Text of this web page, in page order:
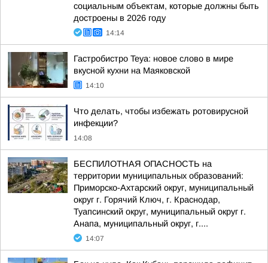
социальным объектам, которые должны быть
достроены в 2026 году
14:14
Гастробистро Teya: новое слово в мире
вкусной кухни на Маяковской
14:10
Что делать, чтобы избежать ротовирусной
инфекции?
14:08
БЕСПИЛОТНАЯ ОПАСНОСТЬ на
территории муниципальных образований:
Приморско-Ахтарский округ, муниципальный
округ г. Горячий Ключ, г. Краснодар,
Туапсинский округ, муниципальный округ г.
Анапа, муниципальный округ, г....
14:07